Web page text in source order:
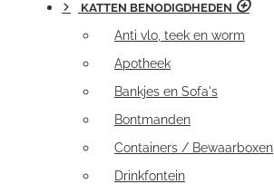
KATTEN BENODIGDHEDEN
Anti vlo, teek en worm
Apotheek
Bankjes en Sofa's
Bontmanden
Containers / Bewaarboxen
Drinkfontein